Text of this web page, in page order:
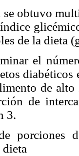
se obtuvo
de la dieta
el
de
de
3.
porciones
dieta